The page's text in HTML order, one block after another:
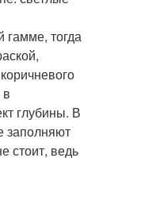
гамме, тогда
глубины. В
заполняют
стоит, ведь